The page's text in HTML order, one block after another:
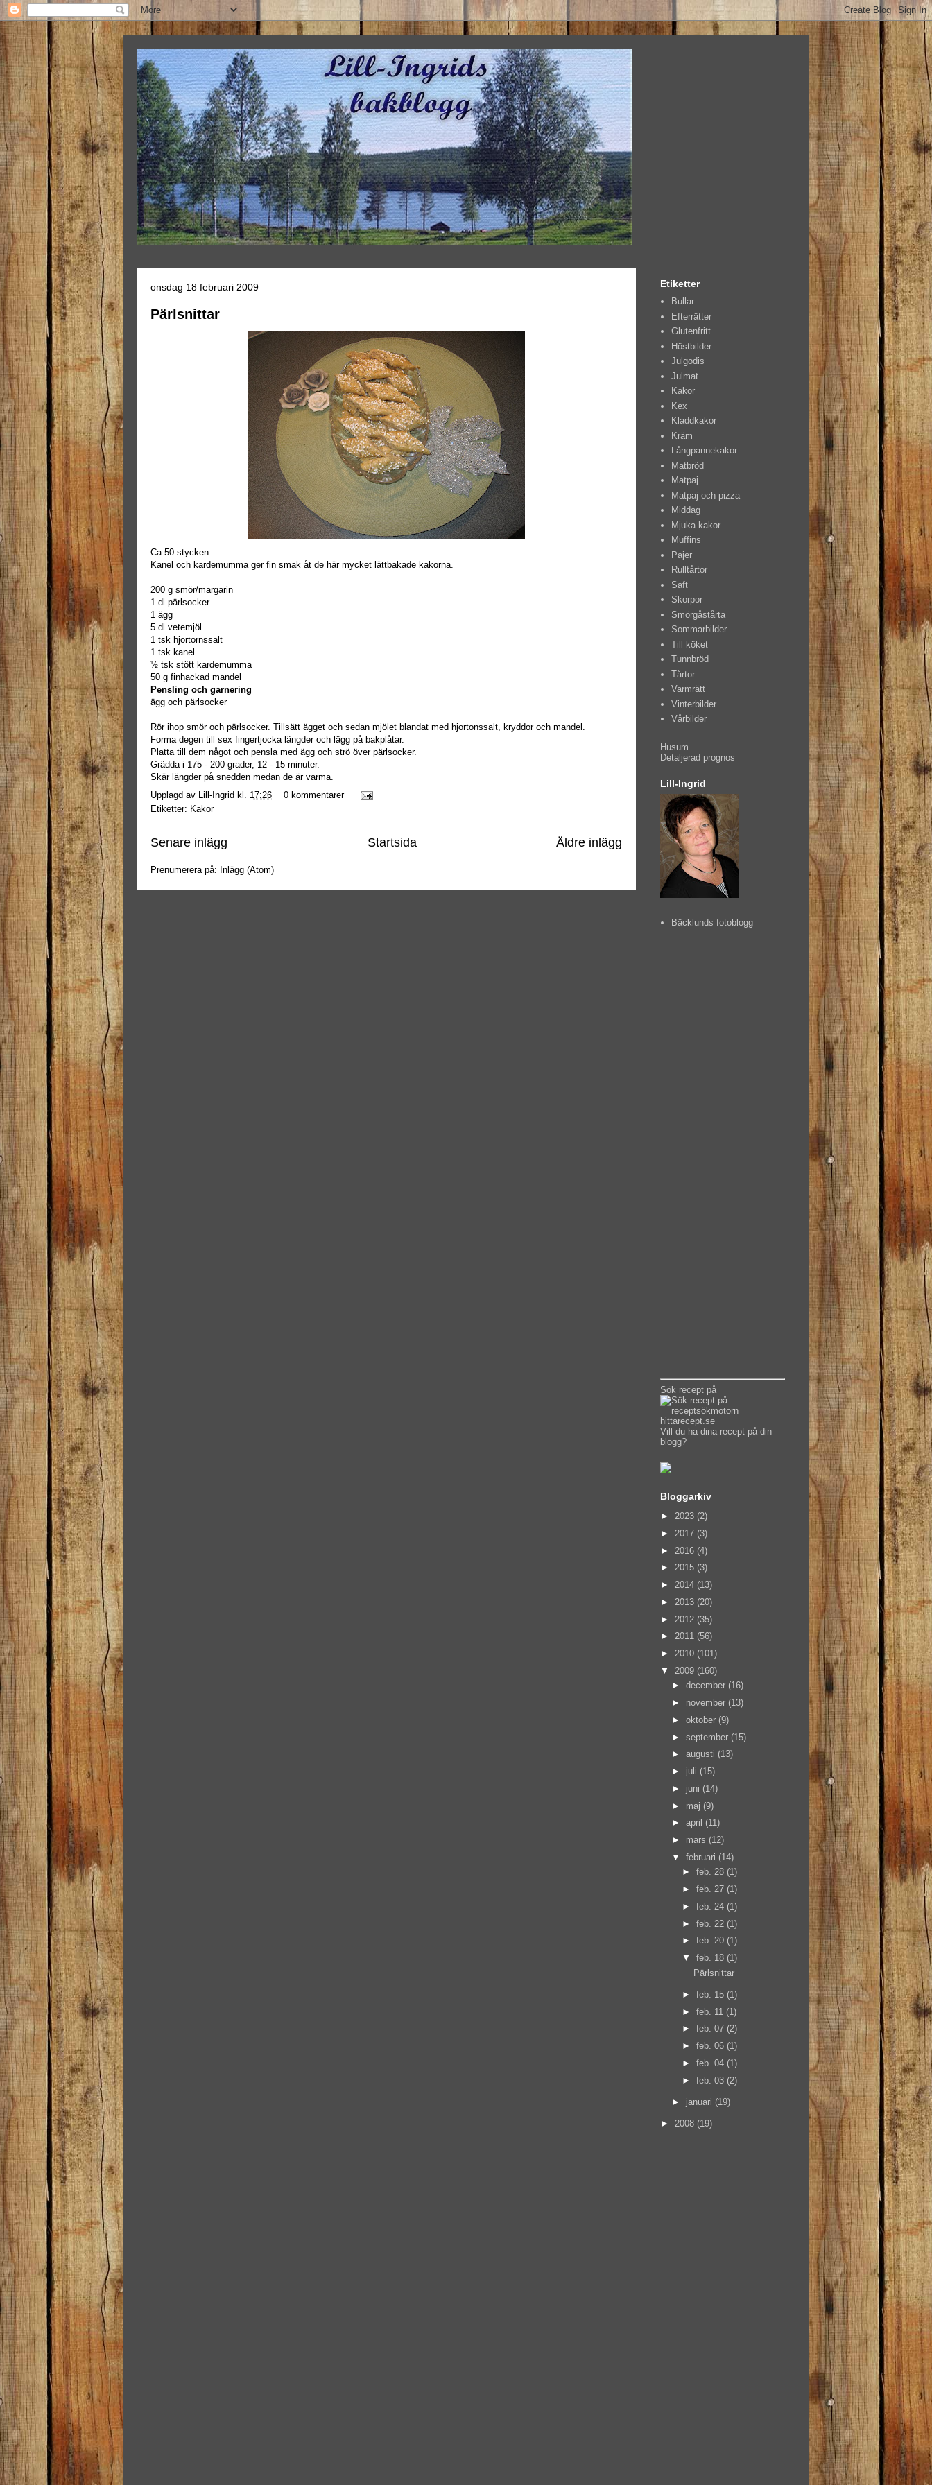
onsdag 18 februari 2009
Pärlsnittar
Ca 50 stycken
Kanel och kardemumma ger fin smak åt de här mycket lättbakade kakorna.
200 g smör/margarin
1 dl pärlsocker
1 ägg
5 dl vetemjöl
1 tsk hjortornssalt
1 tsk kanel
½ tsk stött kardemumma
50 g finhackad mandel
Pensling och garnering
ägg och pärlsocker
Rör ihop smör och pärlsocker. Tillsätt ägget och sedan mjölet blandat med hjortonssalt, kryddor och mandel.
Forma degen till sex fingertjocka längder och lägg på bakplåtar.
Platta till dem något och pensla med ägg och strö över pärlsocker.
Grädda i 175 - 200 grader, 12 - 15 minuter.
Skär längder på snedden medan de är varma.
Upplagd av Lill-Ingrid kl. 17:26
0 kommentarer
Etiketter: Kakor
Senare inlägg Äldre inlägg
Startsida
Prenumerera på: Inlägg (Atom)
Etiketter
Bullar
Efterrätter
Glutenfritt
Höstbilder
Julgodis
Julmat
Kakor
Kex
Kladdkakor
Kräm
Långpannekakor
Matbröd
Matpaj
Matpaj och pizza
Middag
Mjuka kakor
Muffins
Pajer
Rulltårtor
Saft
Skorpor
Smörgåstårta
Sommarbilder
Till köket
Tunnbröd
Tårtor
Varmrätt
Vinterbilder
Vårbilder
Husum
Detaljerad prognos
Lill-Ingrid
Bäcklunds fotoblogg
Sök recept på
Vill du ha dina recept på din
blogg?
Bloggarkiv
► 2023 (2)
► 2017 (3)
► 2016 (4)
► 2015 (3)
► 2014 (13)
► 2013 (20)
► 2012 (35)
► 2011 (56)
► 2010 (101)
▼ 2009 (160)
► december (16)
► november (13)
► oktober (9)
► september (15)
► augusti (13)
► juli (15)
► juni (14)
► maj (9)
► april (11)
► mars (12)
▼ februari (14)
►feb. 28 (1)
►feb. 27 (1)
►feb. 24 (1)
►feb. 22 (1)
►feb. 20 (1)
▼feb. 18 (1)
Pärlsnittar
►feb. 15 (1)
►feb. 11 (1)
►feb. 07 (2)
►feb. 06 (1)
►feb. 04 (1)
►feb. 03 (2)
► januari (19)
► 2008 (19)